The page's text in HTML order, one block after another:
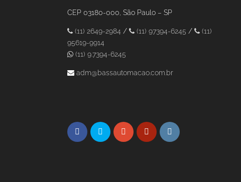
CEP 03180-000, São Paulo – SP
(11) 2649-2984/ (11) 97394-6245/
(11)
95619-9914
(11) 9.7394-6245
adm@bassautomacao.com.br